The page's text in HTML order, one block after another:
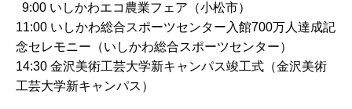
9:00 いしかわエコ農業フェア（小松市）
11:00 いしかわ総合スポーツセンター入館700万人達成記
念セレモニー（いしかわ総合スポーツセンター）
14:30 金沢美術工芸大学新キャンパス竣工式（金沢美術
工芸大学新キャンパス）